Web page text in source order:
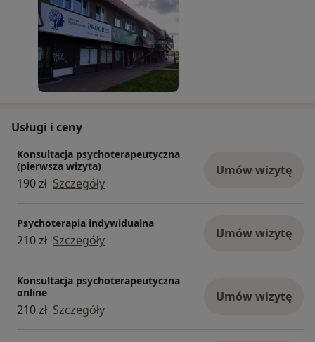
Usługi i ceny
Konsultacja psychoterapeutyczna
(pierwsza wizyta)
190 zł Szczegóły
Umów wizytę
Psychoterapia indywidualna
210 zł Szczegóły Umów wizytę
Konsultacja psychoterapeutyczna
online
210 zł Szczegóły
Umów wizytę